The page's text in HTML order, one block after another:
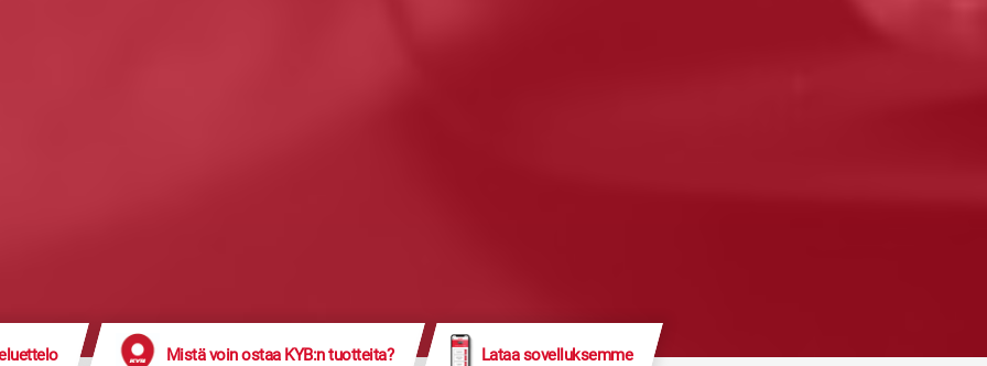
Mistä voin ostaa KYB:n tuotteita? Lataa sovelluksemme